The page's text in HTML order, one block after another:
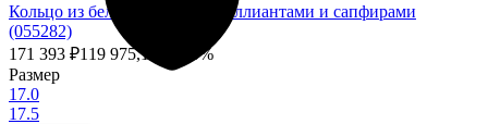
Кольцо из белого золота с бриллиантами и сапфирами
(055282)
171 393 ₽119 975,10
- 30%
Размер
17.0
17.5